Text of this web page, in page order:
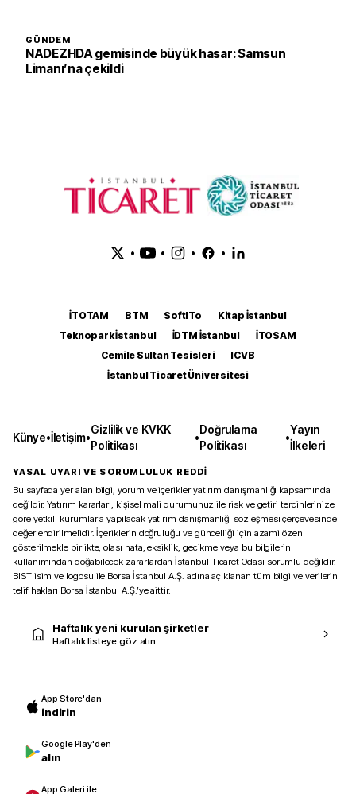
GÜNDEM
NADEZHDA gemisinde büyük hasar: Samsun
Limanı’na çekildi
• • • •
İTOTAM BTM SoftITo
Kitap İstanbul
Teknopark İstanbul
İDTM İstanbul
İTOSAM
Cemile Sultan Tesisleri
ICVB
İstanbul Ticaret Üniversitesi
Künye•İletişim•
Gizlilik ve KVKK
Politikası
•
Doğrulama
Politikası
•
Yayın
İlkeleri
YASAL UYARI VE SORUMLULUK REDDİ
Bu sayfada yer alan bilgi, yorum ve içerikler yatırım danışmanlığı kapsamında
değildir. Yatırım kararları, kişisel mali durumunuz ile risk ve getiri tercihlerinize
göre yetkili kurumlarla yapılacak yatırım danışmanlığı sözleşmesi çerçevesinde
değerlendirilmelidir. İçeriklerin doğruluğu ve güncelliği için azami özen
gösterilmekle birlikte, olası hata, eksiklik, gecikme veya bu bilgilerin
kullanımından doğabilecek zararlardan İstanbul Ticaret Odası sorumlu değildir.
BIST isim ve logosu ile Borsa İstanbul A.Ş. adına açıklanan tüm bilgi ve verilerin
telif hakları Borsa İstanbul A.Ş.’ye aittir.
Haftalık yeni kurulan şirketler
Haftalık listeye göz atın
App Store'dan
indirin
Google Play'den
alın
App Galeri ile